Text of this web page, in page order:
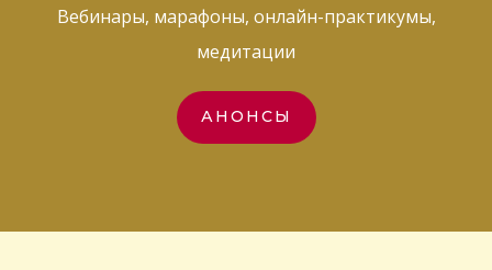
Вебинары, марафоны, онлайн-практикумы,
медитации
АНОНСЫ